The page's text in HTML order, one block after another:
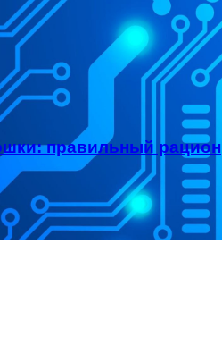
правильный рацион